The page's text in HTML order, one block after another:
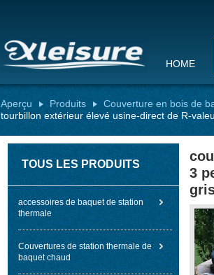
HOME
Aperçu Produits Couverture en bois de
tourbillon extérieur élevé usine-direct de R-
TOUS LES PRODUITS
accessoires de baquet de station
thermale
Couvertures de station thermale de
baquet chaud
3